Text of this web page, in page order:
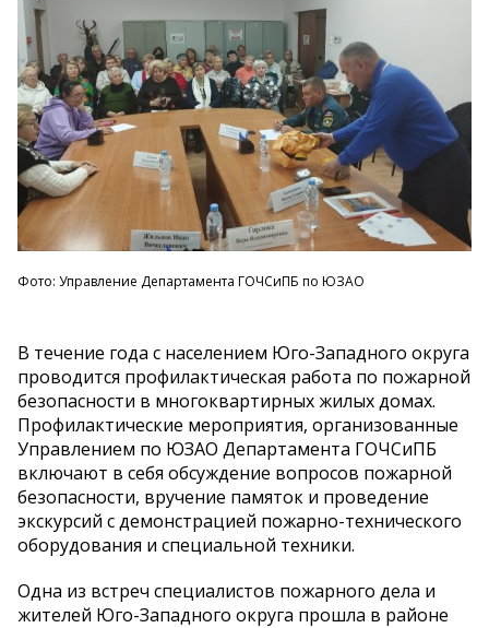
Фото: Управление Департамента ГОЧСиПБ по ЮЗАО
В течение года с населением Юго-Западного округа
проводится профилактическая работа по пожарной
безопасности в многоквартирных жилых домах.
Профилактические мероприятия, организованные
Управлением по ЮЗАО Департамента ГОЧСиПБ
включают в себя обсуждение вопросов пожарной
безопасности, вручение памяток и проведение
экскурсий с демонстрацией пожарно-технического
оборудования и специальной техники.
Одна из встреч специалистов пожарного дела и
жителей Юго-Западного округа прошла в районе